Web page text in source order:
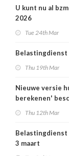
U kunt nu al
2026
Tue 24th Mar
Thu 19th Mar
Nieuwe versie
berekenen'
Thu 12th Mar
Belastingdienst
3 maart